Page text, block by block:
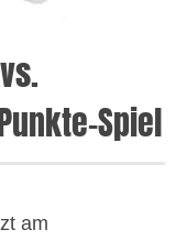
Spiel
am